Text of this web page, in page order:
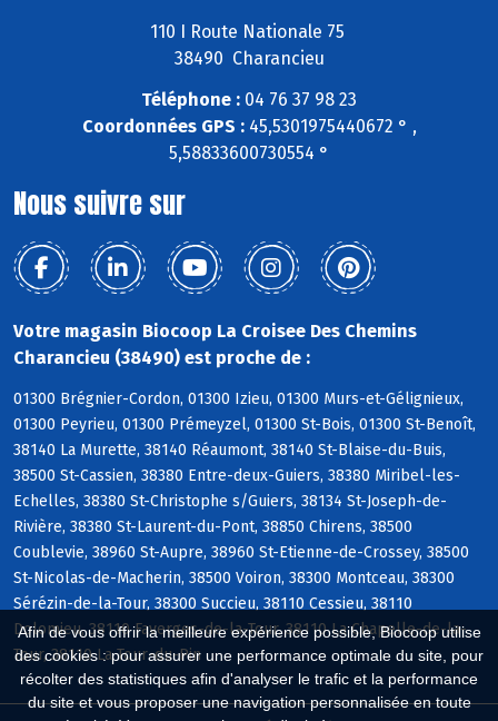
Afin de vous offrir la meilleure expérience possible, Biocoop utilise
des cookies : pour assurer une performance optimale du site, pour
récolter des statistiques afin d'analyser le trafic et la performance
du site et vous proposer une navigation personnalisée en toute
110 I Route Nationale 75
38490 Charancieu
Téléphone : 04 76 37 98 23
Coordonnées GPS :45,5301975440672 ° ,
5,58833600730554 °
Nous suivre sur
Votre magasin Biocoop La Croisee Des Chemins
Charancieu (38490) est proche de :
01300 Brégnier-Cordon, 01300 Izieu, 01300 Murs-et-Gélignieux,
01300 Peyrieu, 01300 Prémeyzel, 01300 St-Bois, 01300 St-Benoît,
38140 La Murette, 38140 Réaumont, 38140 St-Blaise-du-Buis,
38500 St-Cassien, 38380 Entre-deux-Guiers, 38380 Miribel-les-
Echelles, 38380 St-Christophe s/Guiers, 38134 St-Joseph-de-
Rivière, 38380 St-Laurent-du-Pont, 38850 Chirens, 38500
Coublevie, 38960 St-Aupre, 38960 St-Etienne-de-Crossey, 38500
St-Nicolas-de-Macherin, 38500 Voiron, 38300 Montceau, 38300
Sérézin-de-la-Tour, 38300 Succieu, 38110 Cessieu, 38110
Dolomieu, 38110 Faverges-de-la-Tour, 38110 La Chapelle-de-la-
Tour, 38110 La Tour-du-Pin